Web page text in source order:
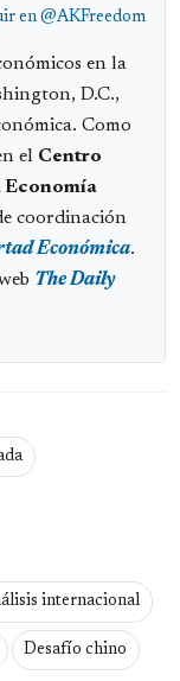
en @AKFreedom
en la
D.C.,
Como
el Centro
Economía
coordinación
Económica.
The Daily
internacional
Desafío chino